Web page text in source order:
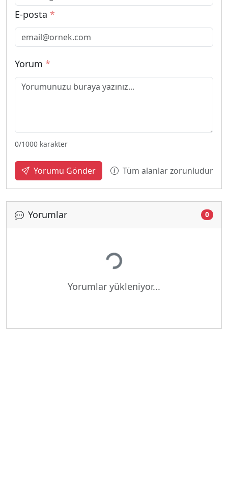
E-posta *
Yorum *
0/1000 karakter
Yorumu Gönder Tüm alanlar zorunludur
Yorumlar 0
Yükleniyor...
Yorumlar yükleniyor...